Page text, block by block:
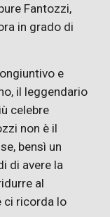
Fantozzi,
in grado di
e
il leggendario
celebre
non è il
bensì un
di avere la
al
ci ricorda lo